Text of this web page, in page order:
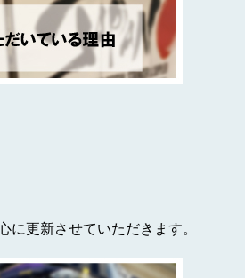
に更新させていただきます。